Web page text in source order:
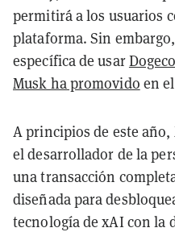
permitirá a los usuarios
plataforma. Sin
específica de usar
Musk ha promovido en
A principios de este
el desarrollador de la
una transacción
diseñada para
tecnología de xAI con la